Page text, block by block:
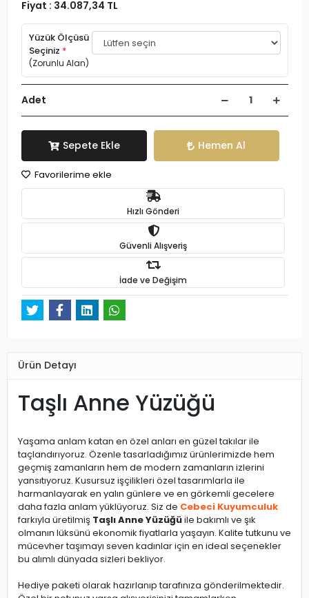
Fiyat : 34.087,34 TL
Yüzük Ölçüsü
Seçiniz *
(Zorunlu Alan)
Adet
Sepete Ekle Hemen Al
Favorilerime ekle
Hızlı Gönderi
Güvenli Alışveriş
İade ve Değişim
Ürün Detayı
Taşlı Anne Yüzüğü
Yaşama anlam katan en özel anları en güzel takılar ile
taçlandırıyoruz. Özenle tasarladığımız ürünlerimizde hem
geçmiş zamanların hem de modern zamanların izlerini
yansıtıyoruz. Kusursuz işçilikleri özel tasarımlarla ile
harmanlayarak en yalın günlere ve en görkemli gecelere
daha fazla anlam yüklüyoruz. Siz de Cebeci Kuyumculuk
farkıyla üretilmiş Taşlı Anne Yüzüğüile bakımlı ve şık
olmanın lüksünü ekonomik fiyatlarla yaşayın. Kalite tutkunu ve
mücevher taşımayı seven kadınlar için en ideal seçenekler
bu alımlı dünyada sizleri bekliyor.
Hediye paketi olarak hazırlanıp tarafınıza gönderilmektedir.